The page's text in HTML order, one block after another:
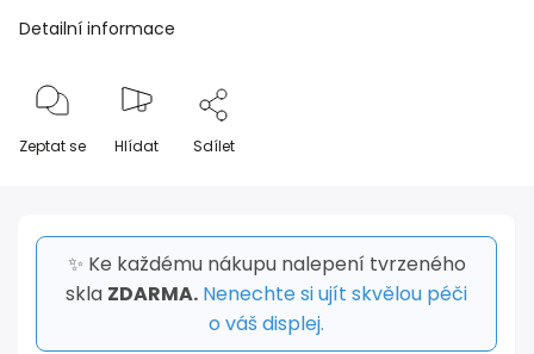
Detailní informace
Zeptat se Hlídat Sdílet
✨ Ke každému nákupu nalepení tvrzeného
skla ZDARMA. Nenechte si ujít skvělou péči
o váš displej.